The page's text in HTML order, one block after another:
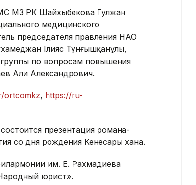
МЗ РК Шайхыбекова Гулжан
медицинского
председателя правления НАО
Ілияс Тұнғышқанұлы,
по вопросам повышения
Али Александрович.
ortcomkz, https://ru-
презентация романа-
со дня рождения Кенесары хана.
им. Е. Рахмадиева
юрист».